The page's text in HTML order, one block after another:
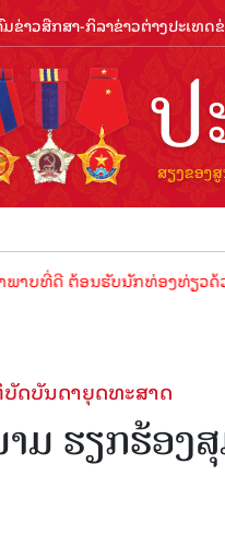
ຂ່າວສືກສາ-ກິລາຂ່າວຕ່າງປະເທດ
ຕ້ອນຮັບນັກທ່ອງທ່ຽວດ້ວຍໄມຕີ
ດ​ບັນດາຍຸດ​ທະ​ສາດ​
ມ ຮຽກ​ຮ້ອງ​